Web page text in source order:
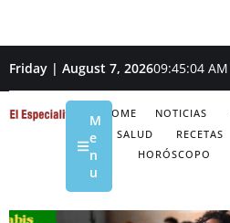
Friday | August 7, 202609:45:05 AM
HOME NOTICIAS
SALUD
RECETAS
HORÓSCOPO
M
e
n
u